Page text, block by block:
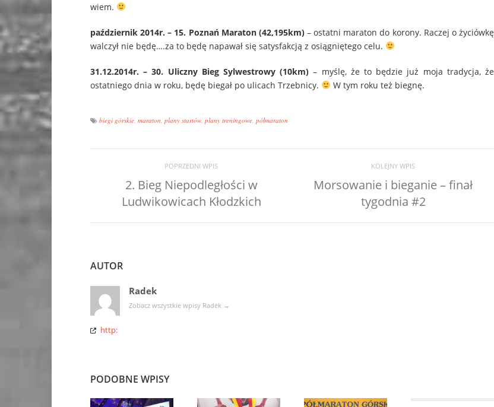
wiem.
październik 2014r. – 15. Poznań Maraton (42,195km)– ostatni maraton do korony. Raczej o życiówkę
walczył nie będę….za to będę napawał się satysfakcją z osiągniętego celu.
31.12.2014r. – 30. Uliczny Bieg Sylwestrowy (10km) – myślę, że to będzie już moja tradycja, że
ostatniego dnia w roku, będę biegał po ulicach Trzebnicy.
W tym roku też biegnę.
biegi górskie maraton plany startów plany treningowe półmaraton
POPRZEDNI WPIS
2. Bieg Niepodległości w
Ludwikowicach Kłodzkich
KOLEJNY WPIS
Morsowanie i bieganie – finał
tygodnia #2
AUTOR
Radek
Zobacz wszystkie wpisy Radek →
http:
PODOBNE WPISY